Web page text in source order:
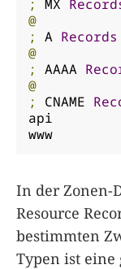
; MX
@
; A Records
@
; AAAA
@
;
CNAME
api		IN	CNAME	www
In der Zonen-
Resource
bestimmten
Typen ist